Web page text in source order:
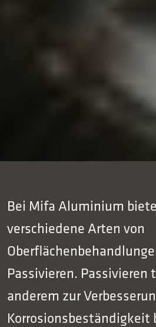
Bei Mifa Aluminium
verschiedene Arten von
Passivieren. Passivieren
anderem zur
Korrosionsbeständigkeit